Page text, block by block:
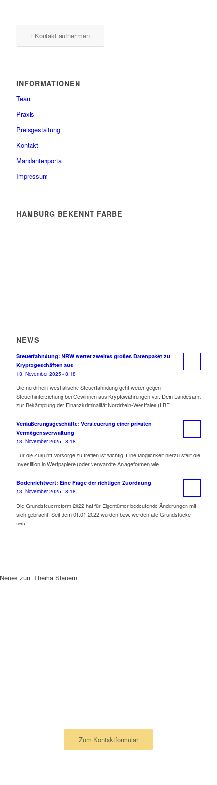
Kontakt aufnehmen
INFORMATIONEN
Team
Praxis
Preisgestaltung
Kontakt
Mandantenportal
Impressum
HAMBURG BEKENNT FARBE
NEWS
Steuerfahndung: NRW wertet zweites großes Datenpaket zu
Kryptogeschäften aus
13. November 2025 - 8:18
Die nordrhein-westfälische Steuerfahndung geht weiter gegen
Steuerhinterziehung bei Gewinnen aus Kryptowährungen vor. Dem Landesamt
zur Bekämpfung der Finanzkriminalität Nordrhein-Westfalen (LBF
Veräußerungsgeschäfte: Versteuerung einer privaten
Vermögensverwaltung
13. November 2025 - 8:18
Für die Zukunft Vorsorge zu treffen ist wichtig. Eine Möglichkeit hierzu stellt die
Investition in Wertpapiere (oder verwandte Anlageformen wie
Bodenrichtwert: Eine Frage der richtigen Zuordnung
13. November 2025 - 8:18
Die Grundsteuerreform 2022 hat für Eigentümer bedeutende Änderungen mit
sich gebracht. Seit dem 01.01.2022 wurden bzw. werden alle Grundstücke
neu
Neues zum Thema Steuern
Zum Kontaktformular